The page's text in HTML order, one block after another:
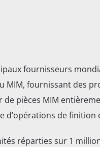
fournisseurs
MIM, fournissant des
pièces MIM
de finition
réparties sur 1